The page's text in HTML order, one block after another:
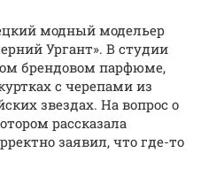
модный модельер
Ургант». В студии
брендовом парфюме,
с черепами из
звездах. На вопрос о
рассказала
заявил, что где-то